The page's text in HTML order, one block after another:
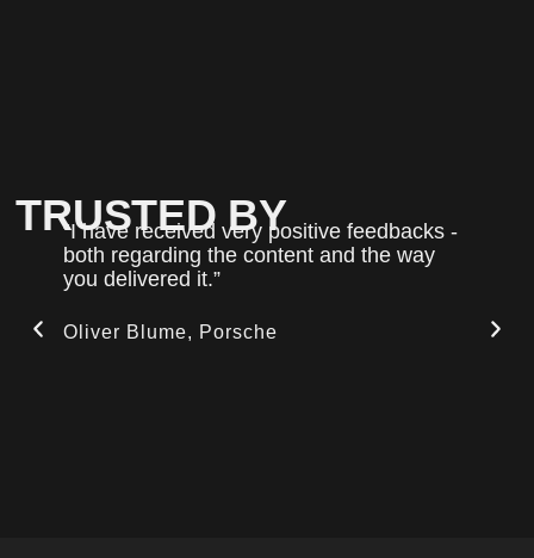
TRUSTED BY
“I have received very positive feedbacks -
both regarding the content and the way
you delivered it.”
Oliver Blume, Porsche